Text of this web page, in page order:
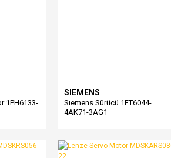
1PH6133-
SIEMENS
Sıemens Sürücü 1FT6044-
4AK71-3AG1